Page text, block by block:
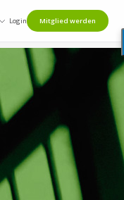
Login Mitglied werden